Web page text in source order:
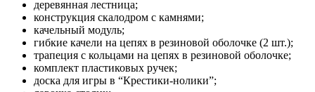
деревянная лестница;
конструкция скалодром с камнями;
качельный модуль;
гибкие качели на цепях в резиновой оболочке (2 шт.);
трапеция с кольцами на цепях в резиновой оболочке;
комплект пластиковых ручек;
доска для игры в “Крестики-нолики”;